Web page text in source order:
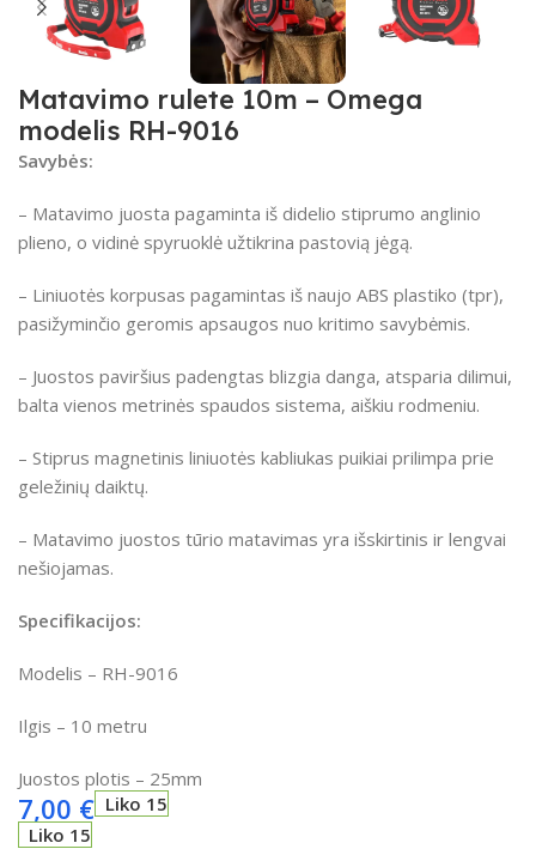
Matavimo rulete 10m – Omega
modelis RH-9016
Savybės:
– Matavimo juosta pagaminta iš didelio stiprumo anglinio
plieno, o vidinė spyruoklė užtikrina pastovią jėgą.
– Liniuotės korpusas pagamintas iš naujo ABS plastiko (tpr),
pasižyminčio geromis apsaugos nuo kritimo savybėmis.
– Juostos paviršius padengtas blizgia danga, atsparia dilimui,
balta vienos metrinės spaudos sistema, aiškiu rodmeniu.
– Stiprus magnetinis liniuotės kabliukas puikiai prilimpa prie
geležinių daiktų.
– Matavimo juostos tūrio matavimas yra išskirtinis ir lengvai
nešiojamas.
Specifikacijos:
Modelis – RH-9016
Ilgis – 10 metru
Juostos plotis – 25mm
7,00 € Liko 15
Liko 15